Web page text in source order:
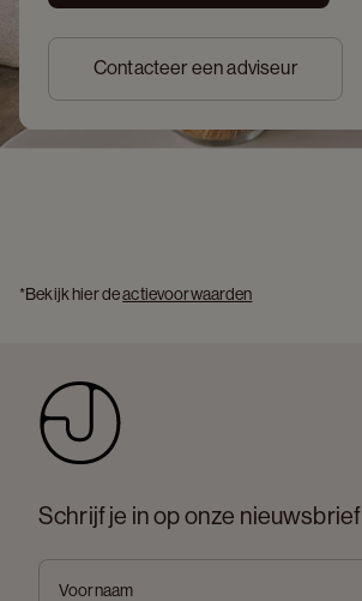
Contacteer een adviseur
*Bekijk hier de actievoorwaarden
Schrijf je in op onze nieuwsbrief
Voornaam